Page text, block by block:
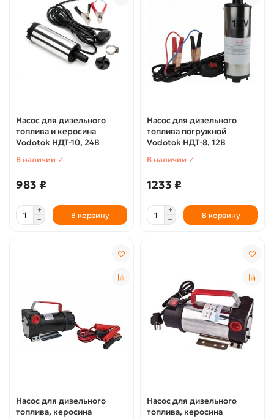
Насос для дизельного
топлива и керосина
Vodotok НДТ-10, 24В
В наличии ✓
983 ₽
В корзину
Насос для дизельного
топлива погружной
Vodotok НДТ-8, 12В
В наличии ✓
1233 ₽
В корзину
Насос для дизельного
топлива, керосина
Насос для дизельного
топлива, керосина